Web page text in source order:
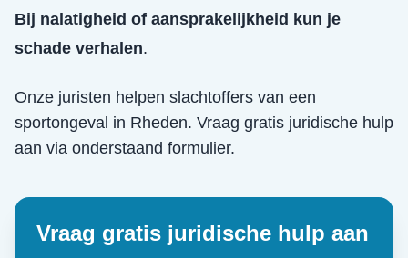
Bij nalatigheid of aansprakelijkheid kun je
schade verhalen.
Onze juristen helpen slachtoffers van een
sportongeval in Rheden. Vraag gratis juridische hulp
aan via onderstaand formulier.
Vraag gratis juridische hulp aan